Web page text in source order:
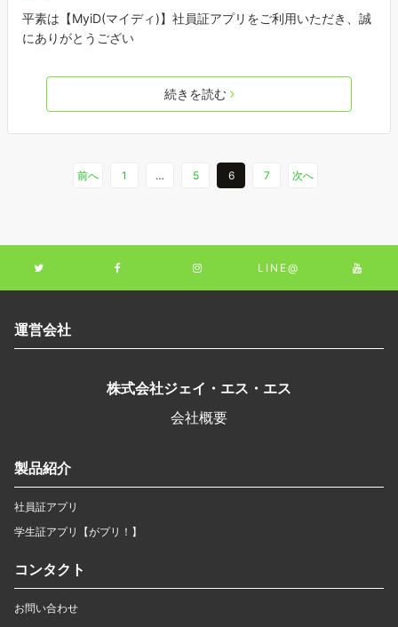
平素は【MyiD(マイディ)】社員証アプリをご利用いただき、誠
にありがとうござい
続きを読む
前へ 1 … 5 6 7 次へ
LINE@
運営会社
株式会社ジェイ・エス・エス
会社概要
製品紹介
社員証アプリ
学生証アプリ【がプリ！】
コンタクト
お問い合わせ